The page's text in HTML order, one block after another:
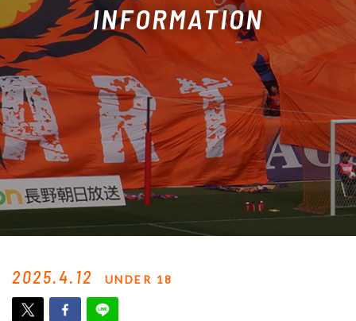
INFORMATION
2025.4.12 UNDER 18